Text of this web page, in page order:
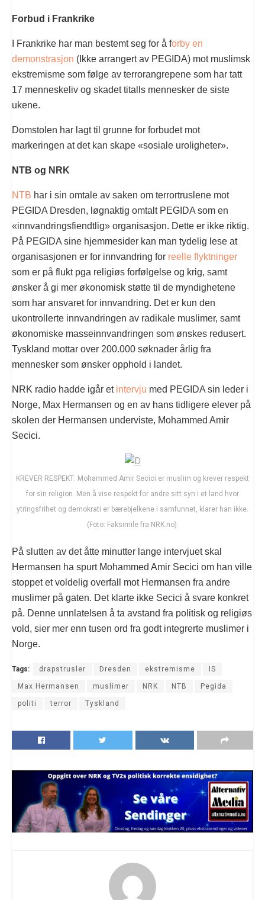
Forbud i Frankrike
I Frankrike har man bestemt seg for å forby en
demonstrasjon (Ikke arrangert av PEGIDA) mot muslimsk
ekstremisme som følge av terrorangrepene som har tatt
17 menneskeliv og skadet titalls mennesker de siste
ukene.
Domstolen har lagt til grunne for forbudet mot
markeringen at det kan skape «sosiale uroligheter».
NTB og NRK
NTB har i sin omtale av saken om terrortruslene mot
PEGIDA Dresden, løgnaktig omtalt PEGIDA som en
«innvandringsfiendtlig» organisasjon. Dette er ikke riktig.
På PEGIDA sine hjemmesider kan man tydelig lese at
organisasjonen er for innvandring for reelle flyktninger
som er på flukt pga religiøs forfølgelse og krig, samt
ønsker å gi mer økonomisk støtte til de myndighetene
som har ansvaret for innvandring. Det er kun den
ukontrollerte innvandringen av radikale muslimer, samt
økonomiske masseinnvandringen som ønskes redusert.
Tyskland mottar over 200.000 søknader årlig fra
mennesker som ønsker opphold i landet.
NRK radio hadde igår et intervju med PEGIDA sin leder i
Norge, Max Hermansen og en av hans tidligere elever på
skolen der Hermansen underviste, Mohammed Amir
Secici.
KREVER RESPEKT: Mohammed Amir Secici er muslim og krever respekt
for sin religion. Men å vise respekt for andre sitt syn i et land hvor
ytringsfrihet og demokrati er bærebjelkene i samfunnet, klarer han ikke.
(Foto: Faksimile fra NRK.no).
På slutten av det åtte minutter lange intervjuet skal
Hermansen ha spurt Mohammed Amir Secici om han ville
stoppet et voldelig overfall mot Hermansen fra andre
muslimer på gaten. Det klarte ikke Secici å svare konkret
på. Denne unnlatelsen å ta avstand fra politisk og religiøs
vold, sier mer enn tusen ord fra godt integrerte muslimer i
Norge.
Tags: drapstrusler Dresden ekstremisme IS
Max Hermansen muslimer NRK NTB Pegida
politi terror Tyskland